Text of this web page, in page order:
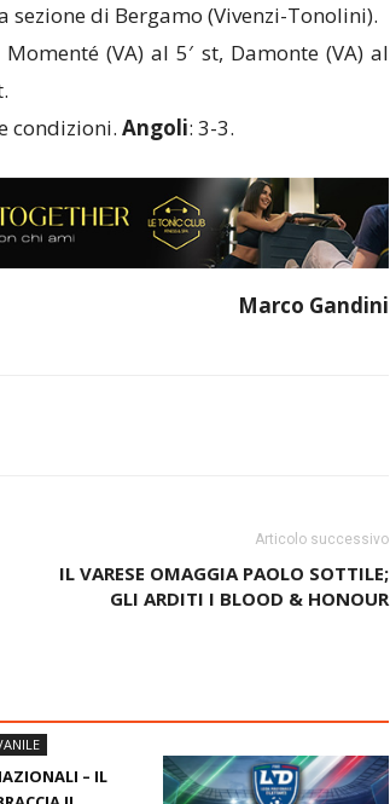
sezione di Bergamo (Vivenzi-Tonolini).
(VA) al 5′ st, Damonte (VA) al
condizioni. Angoli: 3-3.
Marco Gandini
Articolo successivo
IL VARESE OMAGGIA PAOLO SOTTILE;
GLI ARDITI I BLOOD & HONOUR
– IL